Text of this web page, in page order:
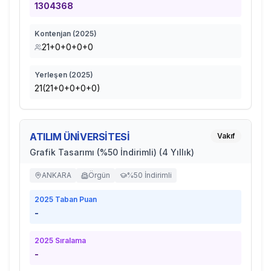
1304368
Kontenjan (2025)
21+0+0+0+0
Yerleşen (2025)
21(21+0+0+0+0)
ATILIM ÜNİVERSİTESİ
Grafik Tasarımı (%50 İndirimli) (4 Yıllık)
Vakıf
ANKARA Örgün %50 İndirimli
2025 Taban Puan
-
2025 Sıralama
-